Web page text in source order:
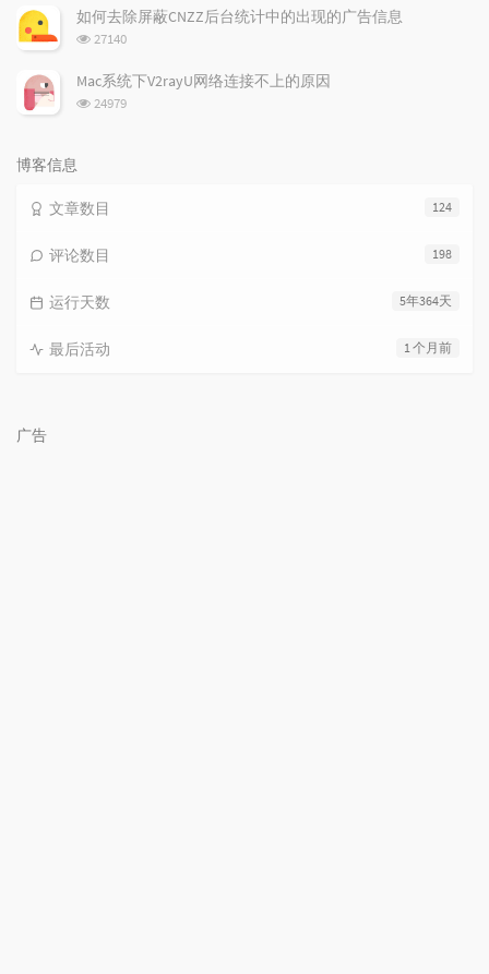
次
数:
如何去除屏蔽CNZZ后台统计中的出现的广告信息
浏
次
数:
27140
Mac系统下V2rayU网络连接不上的原因
浏
24979
博客信息
124
文章数目
198
评论数目
5年364天
运行天数
1 个月前
最后活动
广告